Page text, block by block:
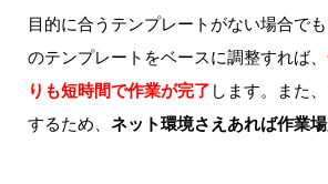
目的に合うテンプレートがない場合で
のテンプレートをベースに調整すれば、
りも短時間で作業が完了 します。また
するため、 ネット環境さえあれば作業場